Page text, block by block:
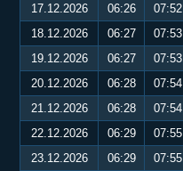
17.12.2026
06:26 07:52
18.12.2026
06:27 07:53
19.12.2026
06:27 07:53
20.12.2026
06:28 07:54
21.12.2026
06:28 07:54
22.12.2026
06:29 07:55
23.12.2026
06:29 07:55